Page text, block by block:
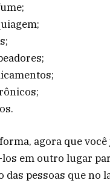
agora que
em outro lugar
das pessoas que no